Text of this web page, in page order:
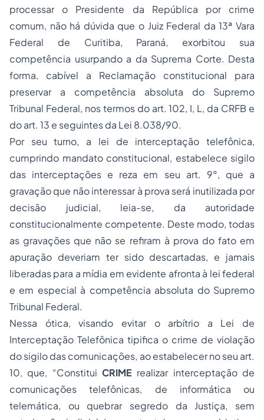
processar o Presidente da República por crime
comum, não há dúvida que o Juiz Federal da 13ª Vara
Federal de Curitiba, Paraná, exorbitou sua
competência usurpando a da Suprema Corte. Desta
forma, cabível a Reclamação constitucional para
preservar a competência absoluta do Supremo
Tribunal Federal, nos termos do art. 102, I, L, da CRFB e
do art. 13 e seguintes da Lei 8.038/90.
Por seu turno, a lei de interceptação telefônica,
cumprindo mandato constitucional, estabelece sigilo
das interceptações e reza em seu art. 9°, que a
gravação que não interessar à prova será inutilizada por
decisão judicial, leia-se, da autoridade
constitucionalmente competente. Deste modo, todas
as gravações que não se refiram à prova do fato em
apuração deveriam ter sido descartadas, e jamais
liberadas para a mídia em evidente afronta à lei federal
e em especial à competência absoluta do Supremo
Tribunal Federal.
Nessa ótica, visando evitar o arbítrio a Lei de
Interceptação Telefônica tipifica o crime de violação
do sigilo das comunicações, ao estabelecer no seu art.
10, que, “Constitui CRIME realizar interceptação de
comunicações telefônicas, de informática ou
telemática, ou quebrar segredo da Justiça, sem